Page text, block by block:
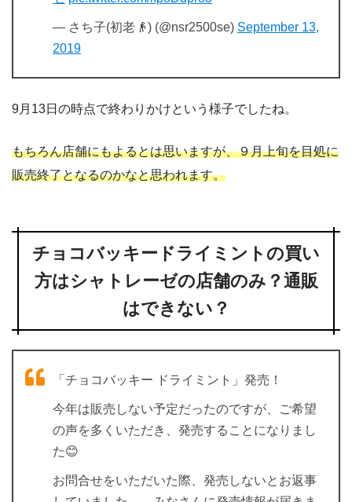
— さち子(初老👴) (@nsr2500se) September 13,
2019
9月13日の時点で終わりかけという様子でしたね。
もちろん店舗にもよるとは思いますが、９月上旬を目処に
販売終了となるのかなと思われます。
チョコバッキードライミントの買い
方はシャトレーゼの店舗のみ？通販
はできない？
「チョコバッキー ドライミント」発売！
今年は販売しない予定だったのですが、ご希望
の声を多くいただき、発売することになりまし
た😊
お問合せをいただいた際、発売しないとお返事